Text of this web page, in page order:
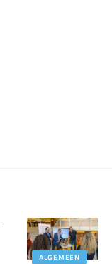
ALGEMEEN